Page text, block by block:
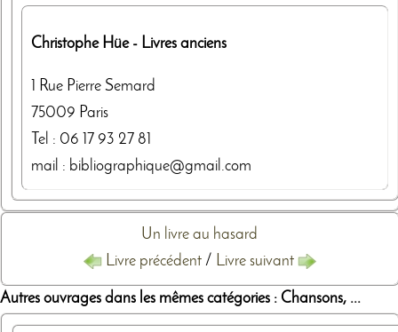
Christophe Hüe- Livres anciens
1 Rue Pierre Semard
75009 Paris
Tel : 06 17 93 27 81
mail : bibliographique@gmail.com
Un livre au hasard
Livre précédent / Livre suivant
Autres ouvrages dans les mêmes catégories : Chansons, ...